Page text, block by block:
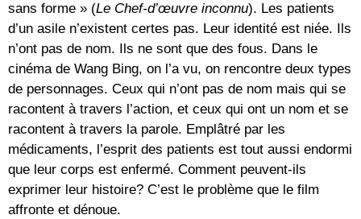
sans forme » (Le Chef-d’œuvre inconnu). Les patients
d’un asile n’existent certes pas. Leur identité est niée. Ils
n’ont pas de nom. Ils ne sont que des fous. Dans le
cinéma de Wang Bing, on l’a vu, on rencontre deux types
de personnages. Ceux qui n’ont pas de nom mais qui se
racontent à travers l’action, et ceux qui ont un nom et se
racontent à travers la parole. Emplâtré par les
médicaments, l’esprit des patients est tout aussi endormi
que leur corps est enfermé. Comment peuvent-ils
exprimer leur histoire? C’est le problème que le film
affronte et dénoue.